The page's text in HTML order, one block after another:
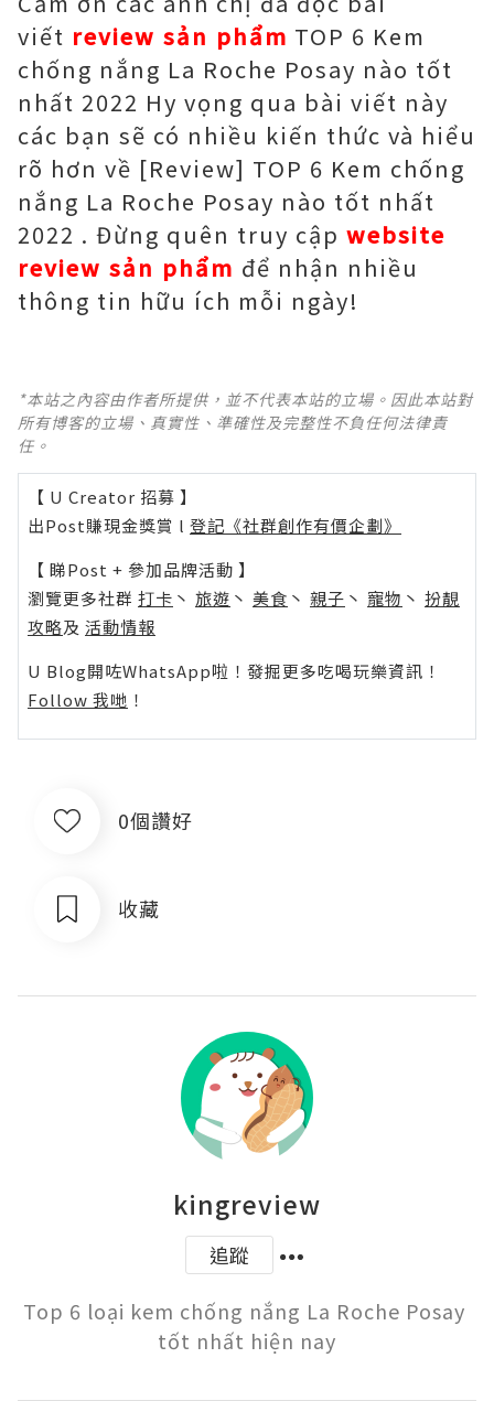
viết review sản phẩm TOP 6 Kem
chống nắng La Roche Posay nào tốt
nhất 2022 Hy vọng qua bài viết này
các bạn sẽ có nhiều kiến thức và hiểu
rõ hơn về [Review] TOP 6 Kem chống
nắng La Roche Posay nào tốt nhất
2022 . Đừng quên truy cập website
review sản phẩm để nhận nhiều
thông tin hữu ích mỗi ngày!
*本站之內容由作者所提供，並不代表本站的立場。因此本站對
所有博客的立場、真實性、準確性及完整性不負任何法律責
任。
【 U Creator 招募 】
出Post賺現金獎賞 l 登記《社群創作有價企劃》
【 睇Post + 參加品牌活動 】
瀏覽更多社群 打卡 丶 旅遊 丶 美食 丶 親子 丶 寵物 丶 扮靚
攻略及 活動情報
U Blog開咗WhatsApp啦！發掘更多吃喝玩樂資訊！
Follow 我哋 ！
0個讚好
收藏
kingreview
追蹤
Top 6 loại kem chống nắng La Roche Posay